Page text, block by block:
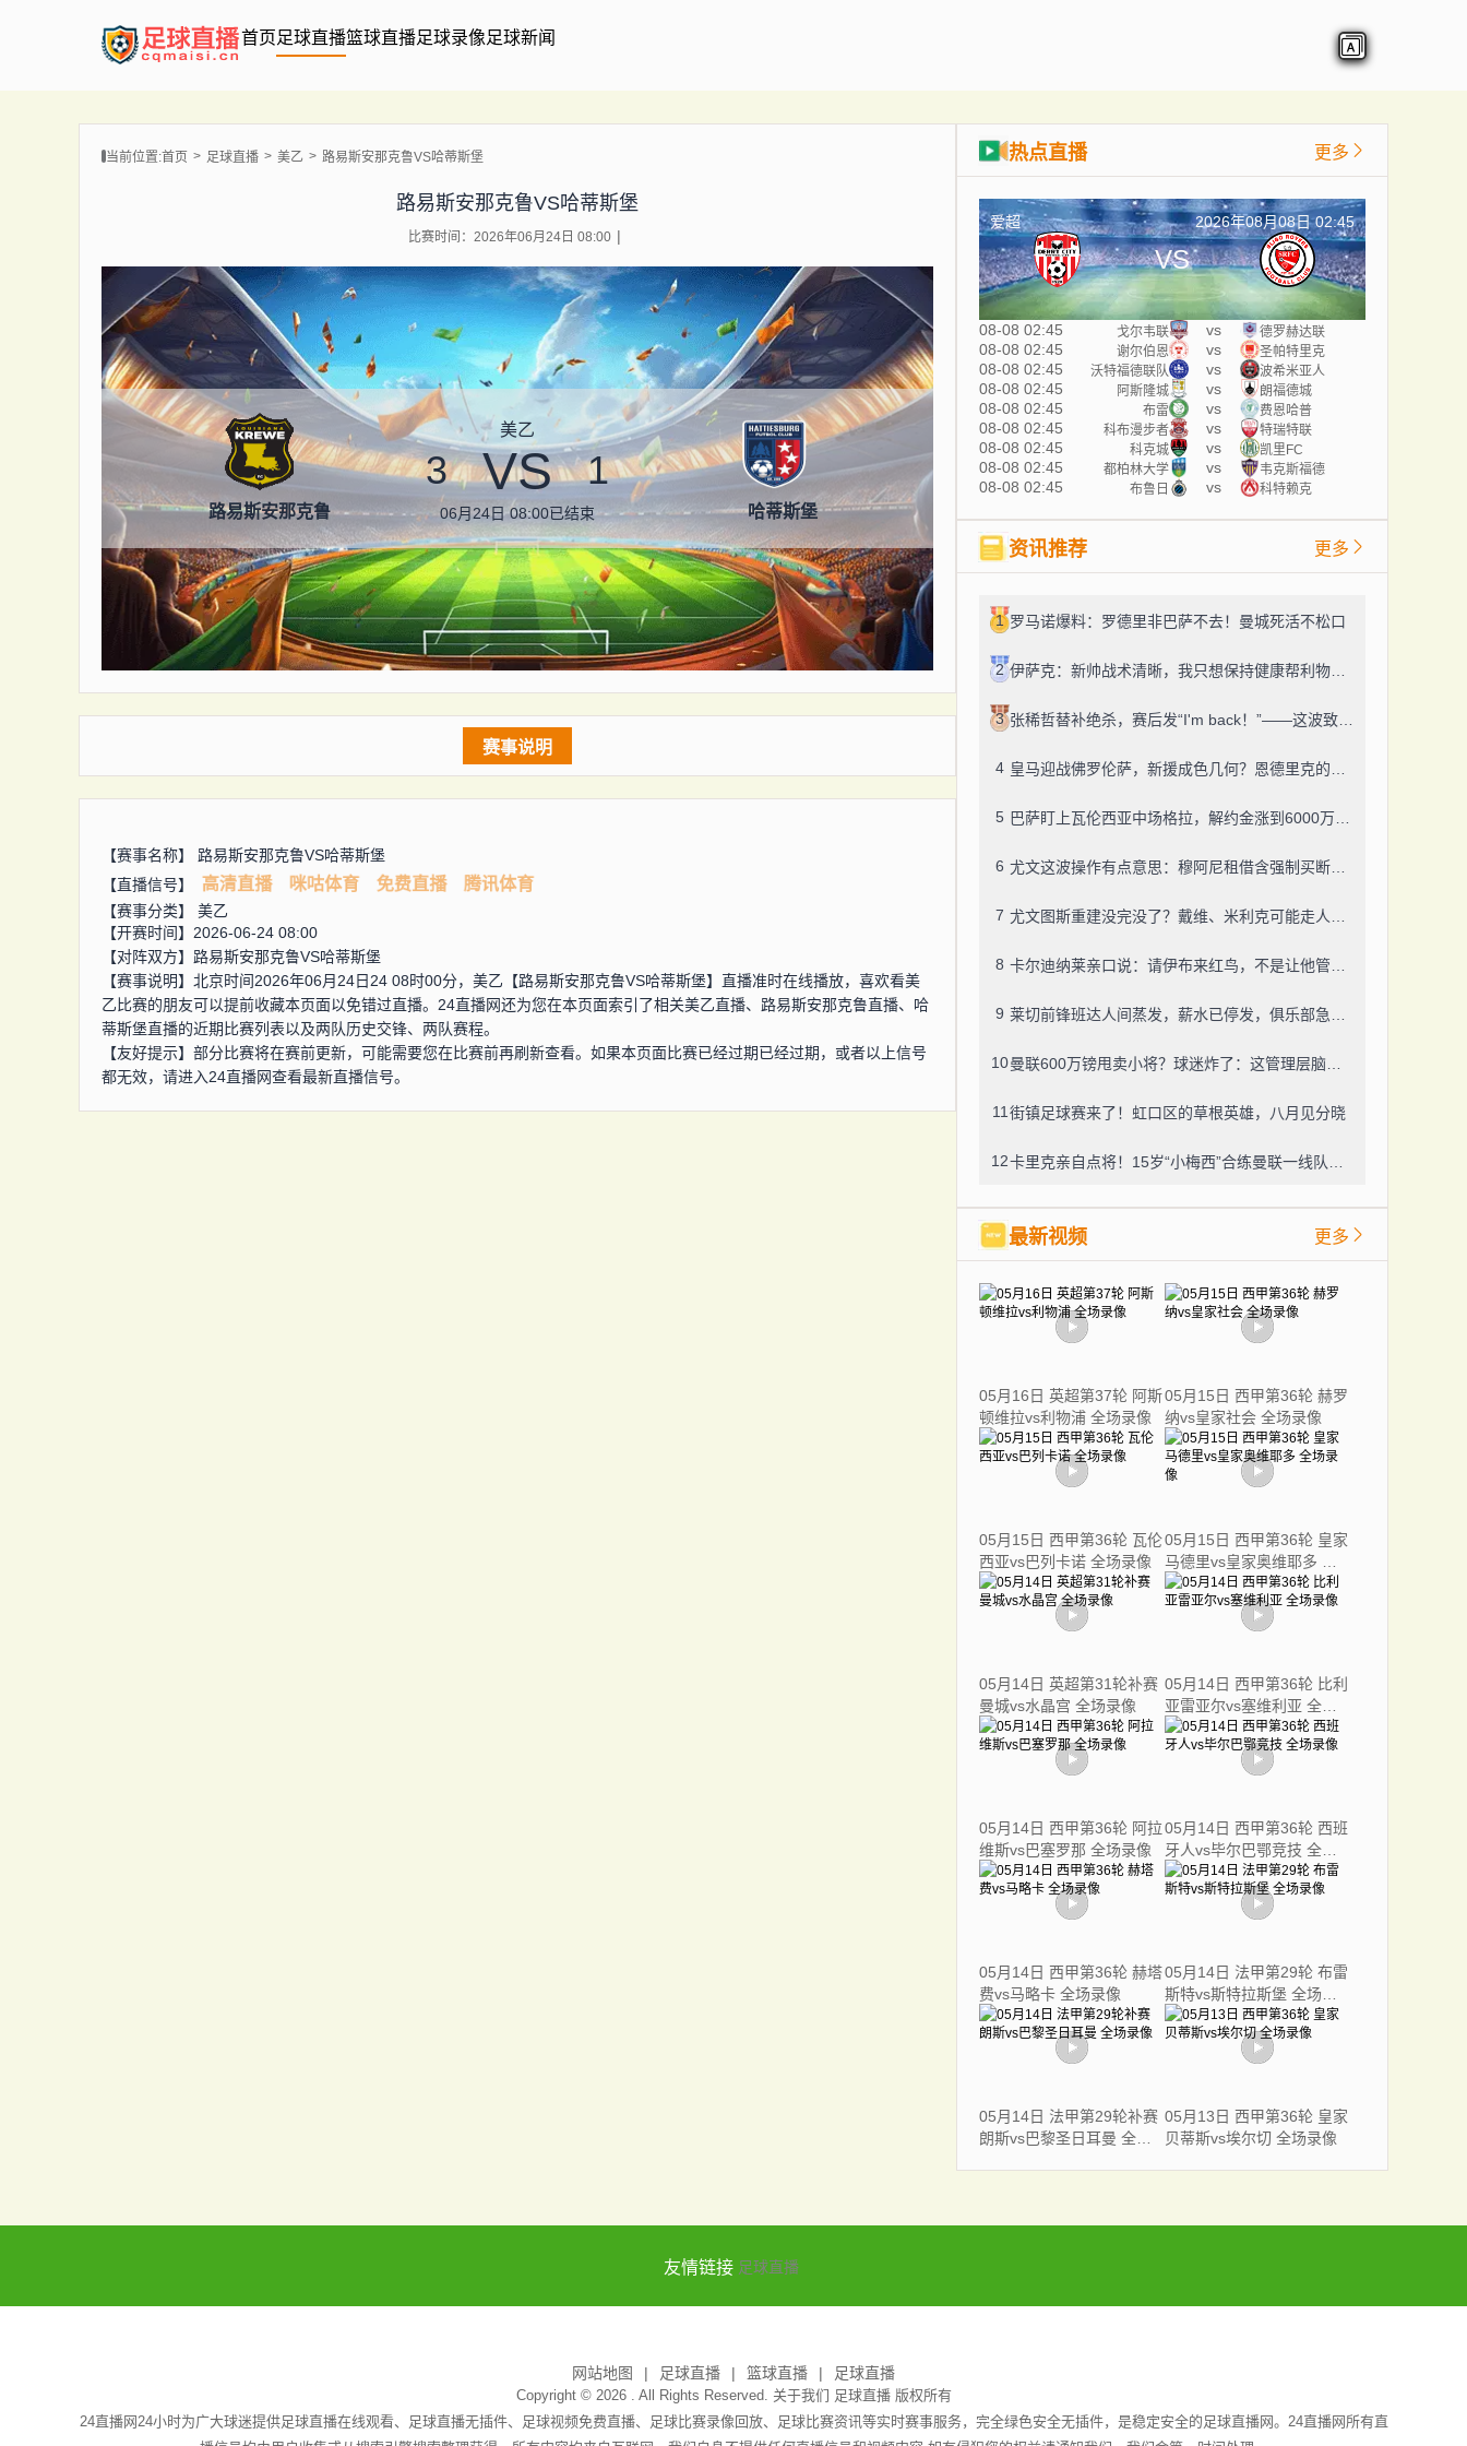
首页足球直播篮球直播足球录像足球新闻
当前位置:首页 足球直播 美乙 路易斯安那克鲁VS哈蒂斯堡
路易斯安那克鲁VS哈蒂斯堡
比赛时间：2026年06月24日 08:00
路易斯安那克鲁
美乙
3 VS 1
06月24日 08:00已结束 哈蒂斯堡
赛事说明
【赛事名称】 路易斯安那克鲁VS哈蒂斯堡
【直播信号】
高清直播 咪咕体育 免费直播 腾讯体育
【赛事分类】 美乙
【开赛时间】2026-06-24 08:00
【对阵双方】 路易斯安那克鲁VS哈蒂斯堡
【赛事说明】北京时间2026年06月24日24 08时00分，美乙【路易斯安那克鲁VS哈蒂斯堡】直播准时在线播放，喜欢看美
乙比赛的朋友可以提前收藏本页面以免错过直播。24直播网还为您在本页面索引了相关美乙直播、路易斯安那克鲁直播、哈
蒂斯堡直播的近期比赛列表以及两队历史交锋、两队赛程。
【友好提示】部分比赛将在赛前更新，可能需要您在比赛前再刷新查看。如果本页面比赛已经过期已经过期，或者以上信号
都无效，请进入24直播网查看最新直播信号。
热点直播 更多
爱超 2026年08月08日 02:45
VS
08-08 02:45 戈尔韦联 vs 德罗赫达联
08-08 02:45 谢尔伯恩 vs 圣帕特里克
08-08 02:45 沃特福德联队 vs 波希米亚人
08-08 02:45 阿斯隆城 vs 朗福德城
08-08 02:45 布雷 vs 费恩哈普
08-08 02:45 科布漫步者 vs 特瑞特联
08-08 02:45 科克城 vs 凯里FC
08-08 02:45 都柏林大学 vs 韦克斯福德
08-08 02:45 布鲁日 vs 科特赖克
资讯推荐 更多
1 罗马诺爆料：罗德里非巴萨不去！曼城死活不松口
2
3
4
5
6
7
8
9
10
11 街镇足球赛来了！虹口区的草根英雄，八月见分晓
12
最新视频 更多
05月16日 英超第37轮 阿斯
顿维拉vs利物浦 全场录像
05月15日 西甲第36轮 赫罗
纳vs皇家社会 全场录像
05月15日 西甲第36轮 瓦伦
西亚vs巴列卡诺 全场录像
05月15日 西甲第36轮 皇家
马德里vs皇家奥维耶多 全
场录像
05月14日 英超第31轮补赛
曼城vs水晶宫 全场录像
05月14日 西甲第36轮 比利
亚雷亚尔vs塞维利亚 全场
录像
05月14日 西甲第36轮 阿拉
维斯vs巴塞罗那 全场录像
05月14日 西甲第36轮 西班
牙人vs毕尔巴鄂竞技 全场
录像
05月14日 西甲第36轮 赫塔
费vs马略卡 全场录像
05月14日 法甲第29轮 布雷
斯特vs斯特拉斯堡 全场录
像
05月14日 法甲第29轮补赛
朗斯vs巴黎圣日耳曼 全场
05月13日 西甲第36轮 皇家
贝蒂斯vs埃尔切 全场录像
友情链接 足球直播
网站地图 足球直播 篮球直播 足球直播
Copyright © 2026 . All Rights Reserved. 关于我们 足球直播版权所有
24直播网24小时为广大球迷提供足球直播在线观看、足球直播无插件、足球视频免费直播、足球比赛录像回放、足球比赛资讯等实时赛事服务，完全绿色安全无插件，是稳定安全的足球直播网。24直播网所有直